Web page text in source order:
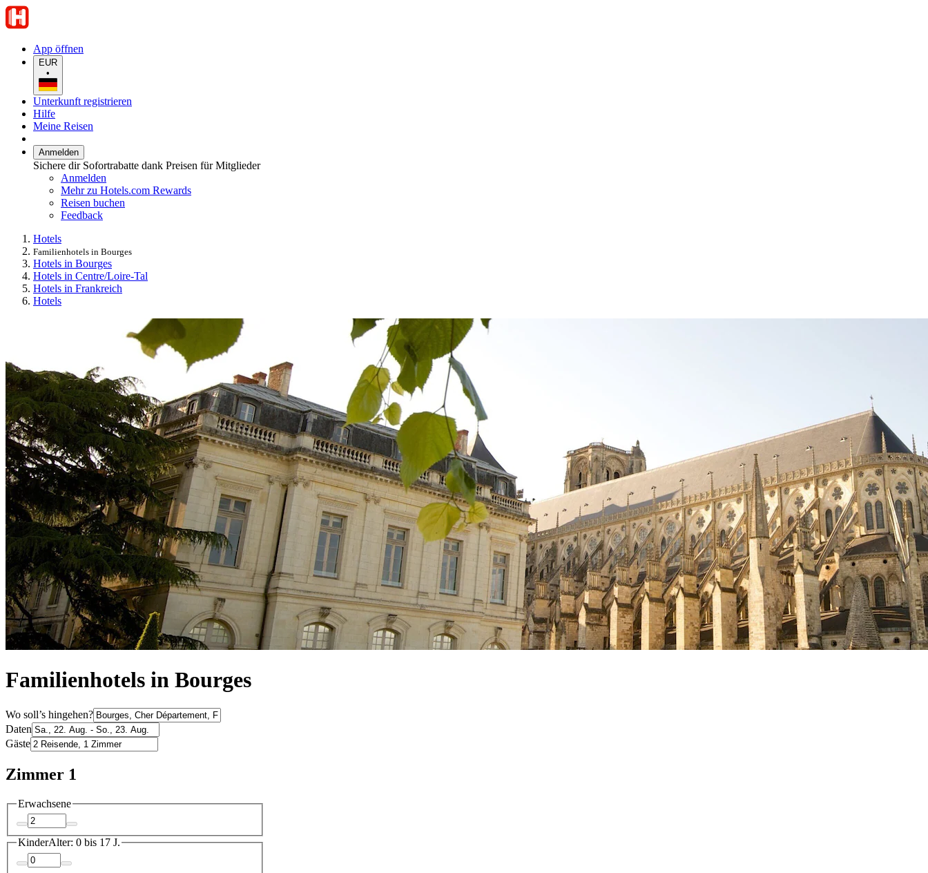
App öffnen
EUR
•
Unterkunft registrieren
Hilfe
Meine Reisen
Anmelden
Sichere dir Sofortrabatte dank Preisen für Mitglieder
Anmelden
Mehr zu Hotels.com Rewards
Reisen buchen
Feedback
Hotels
Familienhotels in Bourges
Hotels in Bourges
Hotels in Centre/Loire-Tal
Hotels in Frankreich
Hotels
Familienhotels in Bourges
Wo soll’s hingehen?
Daten
Gäste
Zimmer 1
Erwachsene
KinderAlter: 0 bis 17 J.